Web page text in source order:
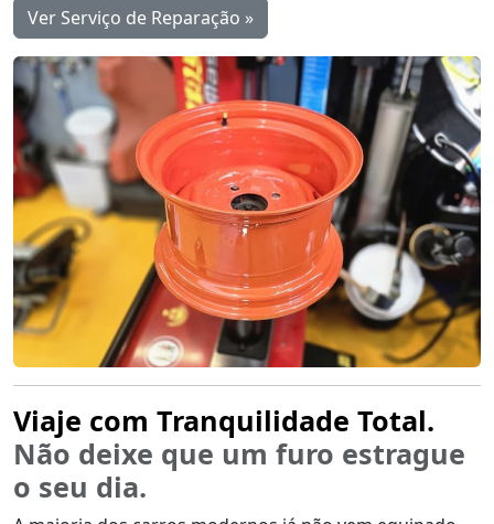
Ver Serviço de Reparação »
Viaje com Tranquilidade Total.
Não deixe que um furo estrague
o seu dia.